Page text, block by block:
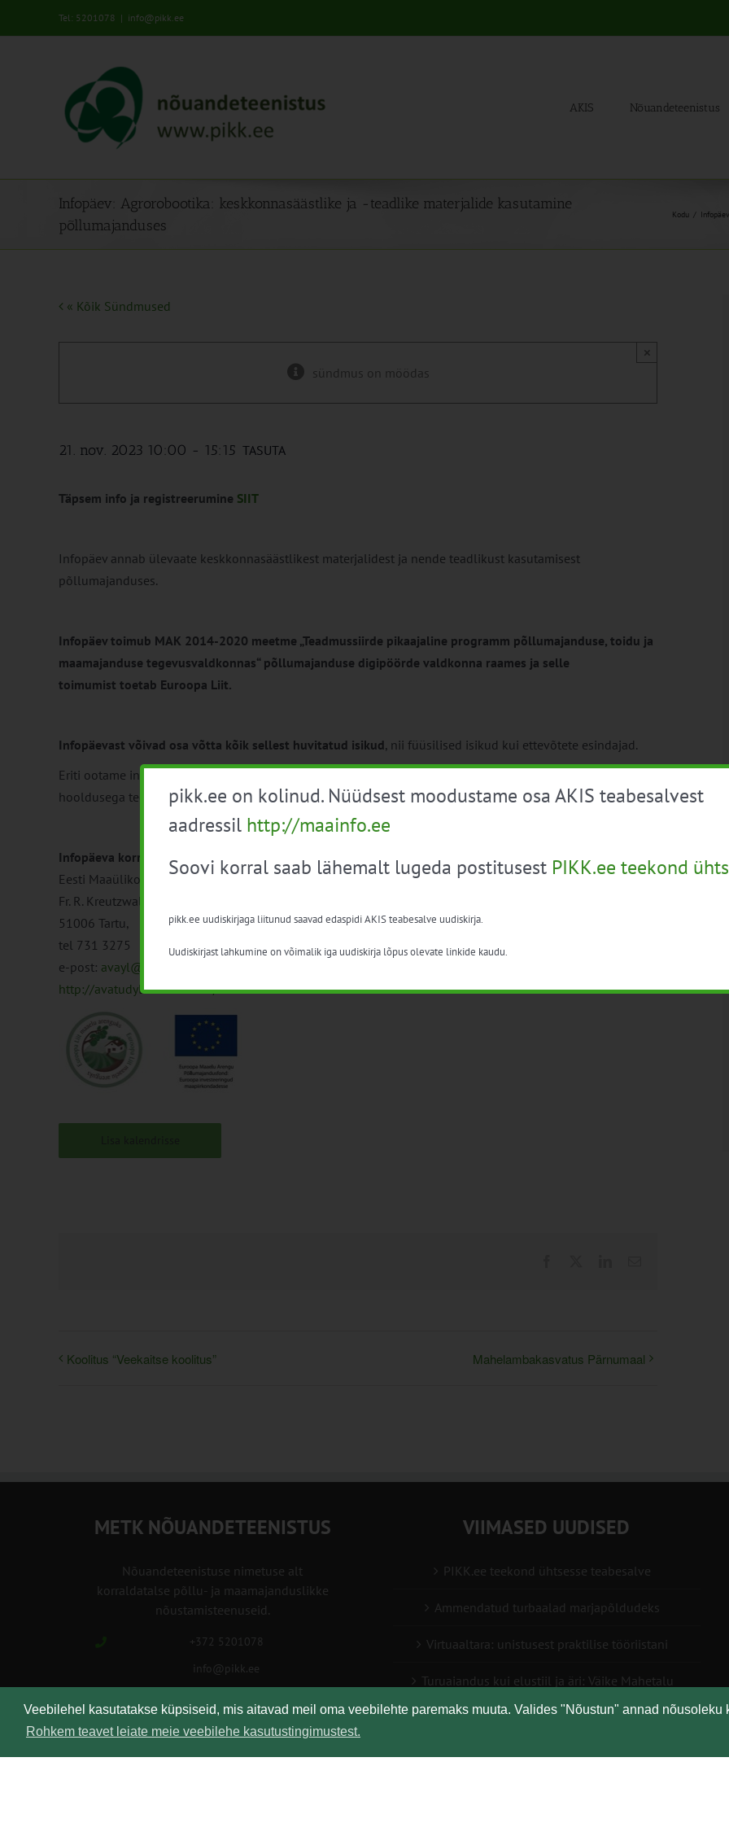
Veebilehel kasutatakse küpsiseid, mis aitavad meil oma veebilehte paremaks muuta. Valides "Nõustun" annad nõusoleku
Rohkem teavet leiate meie veebilehe kasutustingimustest.
Tel: 5201078 | info@pikk.ee
AKIS Nõuandeteenistus
Infopäev: Agrorobootika: keskkonnasäästlike ja -teadlike materjalide kasutamine
põllumajanduses
Kodu
« Kõik Sündmused
sündmus on möödas
×
21. nov. 2023 10:00 - 15:15 TASUTA
Täpsem info ja registreerumine SIIT
Infopäev annab ülevaate keskkonnasäästlikest materjalidest ja nende teadlikust kasutamisest
põllumajanduses.
Infopäev toimub MAK 2014-2020 meetme „Teadmussiirde pikaajaline programm põllumajanduse, toidu ja
maamajanduse tegevusvaldkonnas“ põllumajanduse digipöörde valdkonna raames ja selle
toimumist toetab Euroopa Liit.
Infopäevast võivad osa võtta kõik sellest huvitatud isikud, nii füüsilised isikud kui ettevõtete esindajad.
Eriti ootame infopäevale teadmisi täiendama põllumajandustootjaid ja põllumajandustehnika müügi ning
hooldusega tegelevate ettevõtete esindajaid.
Infopäeva korraldaja:
Eesti Maaülikooli avatud ülikool
Fr. R. Kreutzwaldi 56/1
51006 Tartu,
tel 731 3275
e-post: avayl@emu.ee
http://avatudylikool.emu.ee/
Koolitus “Veekaitse koolitus” Mahelambakasvatus Pärnumaal
METK NÕUANDETEENISTUS
Nõuandeteenistuse nimetuse alt
korraldatalse põllu- ja maamajanduslikke
nõustamisteenuseid.
+372 5201078
info@pikk.ee
Kirjuta meile!
VIIMASED UUDISED
PIKK.ee teekond ühtsesse teabesalve
Ammendatud turbaalad marjapõldudeks
Virtuaaltara: unistusest praktilise tööriistani
Turuaiandus kui elustiil ja äri: Väike Mahetalu
Vähemaga rohkem: kuidas digilahendused aitavad
pikk.ee on kolinud. Nüüdsest moodustame osa AKIS teabesalvest
aadressil http://maainfo.ee
Soovi korral saab lähemalt lugeda postitusest PIKK.ee teekond
pikk.ee uudiskirjaga liitunud saavad edaspidi AKIS teabesalve uudiskirja.
Uudiskirjast lahkumine on võimalik iga uudiskirja lõpus olevate linkide kaudu.